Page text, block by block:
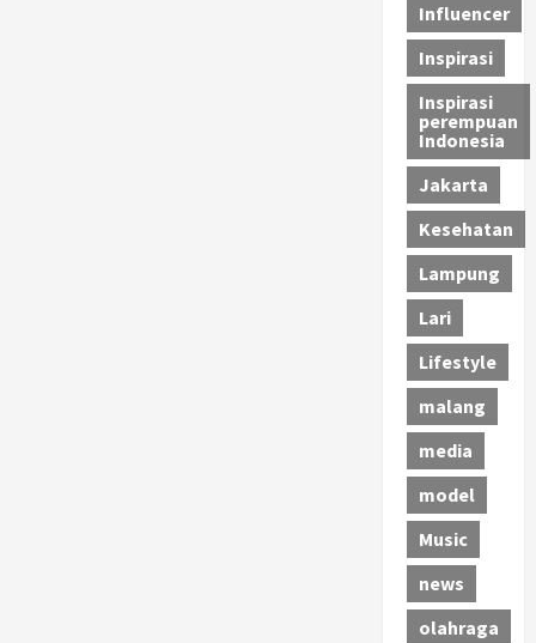
Influencer
Inspirasi
Inspirasi
perempuan
Indonesia
Jakarta
Kesehatan
Lampung
Lari
Lifestyle
malang
media
model
Music
news
olahraga